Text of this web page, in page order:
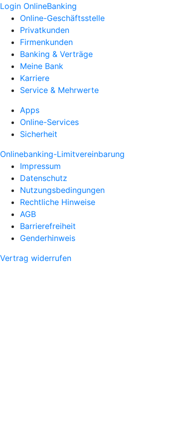
Login OnlineBanking
Online-Geschäftsstelle
Privatkunden
Firmenkunden
Banking & Verträge
Meine Bank
Karriere
Service & Mehrwerte
Apps
Online-Services
Sicherheit
Onlinebanking-Limitvereinbarung
Impressum
Datenschutz
Nutzungsbedingungen
Rechtliche Hinweise
AGB
Barrierefreiheit
Genderhinweis
Vertrag widerrufen